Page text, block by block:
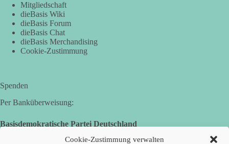
Cookie-Zustimmung verwalten
Mitgliedschaft
dieBasis Wiki
dieBasis Forum
dieBasis Chat
dieBasis Merchandising
Cookie-Zustimmung
Spenden
Per Banküberweisung:
Basisdemokratische Partei Deutschland